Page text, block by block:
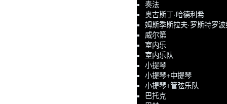
奏法
奥古斯丁·哈德利希
姆斯季斯拉夫·罗斯特罗波
威尔第
室内乐
室内乐队
小提琴
小提琴+中提琴
小提琴+管弦乐队
巴托克